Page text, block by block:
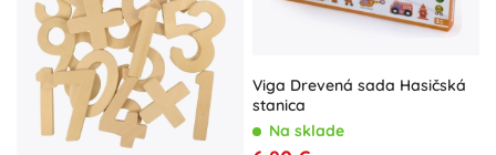
Viga Drevená sada Hasičská
stanica
Na sklade